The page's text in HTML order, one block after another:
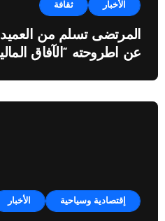
الأخبار ثقافة
المرتضى تسلم من
عن اطروحته “الآفاق
إقتصادية وسياحية الأخبار